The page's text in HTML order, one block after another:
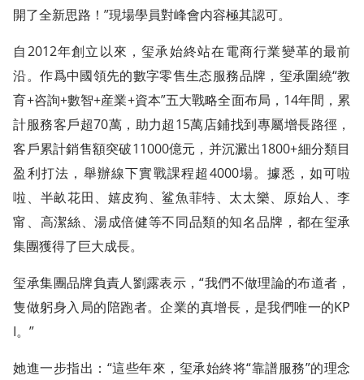
開了全新思路！”現場學員對峰會内容極其認可。
自2012年創立以來，玺承始終站在電商行業變革的最前
沿。作爲中國領先的數字零售生态服務品牌，玺承圍繞“教
育+咨詢+數智+産業+資本”五大戰略全面布局，14年間，累
計服務客戶超70萬，助力超15萬店鋪找到專屬增長路徑，
客戶累計銷售額突破11000億元，并沉澱出1800+細分類目
盈利打法，舉辦線下實戰課程超4000場。據悉，如可啦
啦、半畝花田、嬉皮狗、鲨魚菲特、太太樂、原始人、李
甯、高潔絲、湯成倍健等不同品類的知名品牌，都在玺承
集團獲得了巨大成長。
玺承集團品牌負責人劉露表示，“我們不做理論的布道者，
隻做躬身入局的陪跑者。企業的真增長，是我們唯一的KP
I。”
她進一步指出：“這些年來，玺承始終将“靠譜服務”的理念